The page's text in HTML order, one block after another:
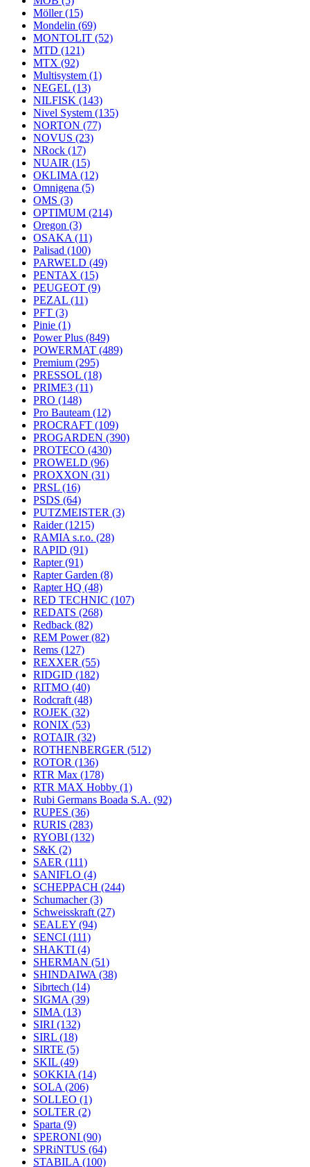
Möller(15)
Mondelin (69)
MONTOLIT (52)
MTD (121)
MTX (92)
Multisystem (1)
NEGEL (13)
NILFISK (143)
Nivel System (135)
NORTON (77)
NOVUS (23)
NRock (17)
NUAIR (15)
OKLIMA (12)
Omnigena (5)
OMS (3)
OPTIMUM (214)
Oregon (3)
OSAKA (11)
Palisad (100)
PARWELD (49)
PENTAX (15)
PEUGEOT (9)
PEZAL (11)
PFT (3)
Pinie (1)
Power Plus (849)
POWERMAT (489)
Premium (295)
PRESSOL (18)
PRIME3 (11)
PRO (148)
Pro Bauteam (12)
PROCRAFT (109)
PROGARDEN (390)
PROTECO (430)
PROWELD (96)
PROXXON (31)
PRSL (16)
PSDS (64)
PUTZMEISTER (3)
Raider(1215)
RAMIA s.r.o. (28)
RAPID (91)
Rapter(91)
Rapter Garden (8)
Rapter HQ (48)
RED TECHNIC (107)
REDATS (268)
Redback (82)
REM Power(82)
Rems (127)
REXXER (55)
RIDGID (182)
RITMO (40)
Rodcraft (48)
ROJEK (32)
RONIX (53)
ROTAIR (32)
ROTHENBERGER (512)
ROTOR (136)
RTR Max (178)
RTR MAX Hobby (1)
Rubi Germans Boada S.A. (92)
RUPES (36)
RURIS (283)
RYOBI (132)
S&K (2)
SAER (111)
SANIFLO (4)
SCHEPPACH (244)
Schumacher(3)
Schweisskraft (27)
SEALEY (94)
SENCI (111)
SHAKTI (4)
SHERMAN (51)
SHINDAIWA (38)
Sibrtech (14)
SIGMA (39)
SIMA (13)
SIRI (132)
SIRL (18)
SIRTE (5)
SKIL (49)
SOKKIA (14)
SOLA (206)
SOLLEO (1)
SOLTER (2)
Sparta (9)
SPERONI (90)
SPRiNTUS (64)
STABILA (100)